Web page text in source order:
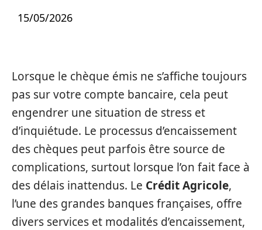
15/05/2026
Lorsque le chèque émis ne s’affiche toujours
pas sur votre compte bancaire, cela peut
engendrer une situation de stress et
d’inquiétude. Le processus d’encaissement
des chèques peut parfois être source de
complications, surtout lorsque l’on fait face à
des délais inattendus. Le Crédit Agricole,
l’une des grandes banques françaises, offre
divers services et modalités d’encaissement,